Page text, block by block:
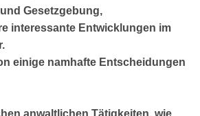
Gesetzgebung,
interessante Entwicklungen im
einige namhafte Entscheidungen
anwaltlichen Tätigkeiten, wie